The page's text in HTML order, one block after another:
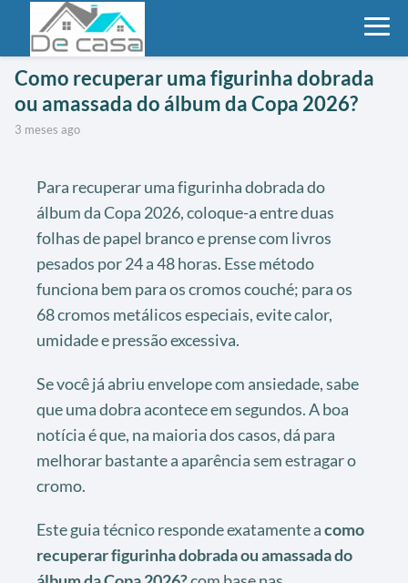
Como recuperar uma figurinha dobrada
ou amassada do álbum da Copa 2026?
3 meses ago
Para recuperar uma figurinha dobrada do
álbum da Copa 2026, coloque-a entre duas
folhas de papel branco e prense com livros
pesados por 24 a 48 horas. Esse método
funciona bem para os cromos couché; para os
68 cromos metálicos especiais, evite calor,
umidade e pressão excessiva.
Se você já abriu envelope com ansiedade, sabe
que uma dobra acontece em segundos. A boa
notícia é que, na maioria dos casos, dá para
melhorar bastante a aparência sem estragar o
cromo.
Este guia técnico responde exatamente acomo
recuperar figurinha dobrada ou amassada do